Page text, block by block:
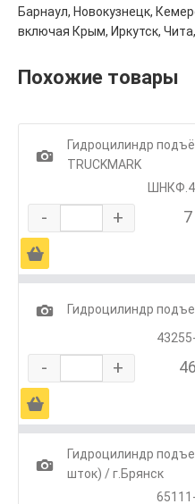
Барнаул, Новокузнецк,
включая Крым, Иркутск,
Похожие товары
1
Гидроцилиндр
TRUCKMARK
- +
Ä
1
Гидроцилиндр
- +
Ä
1
Гидроцилиндр
шток) / г.Брянск